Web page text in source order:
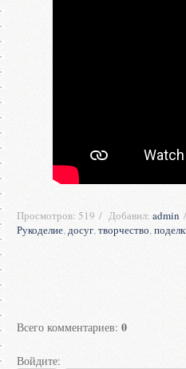
Просмотров: 519 Добавил: admin
Рукоделие,досуг,творчество,
Всего комментариев: 0
Войдите: